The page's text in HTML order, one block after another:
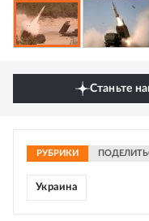
Станьте
РУБРИКИ
Украина